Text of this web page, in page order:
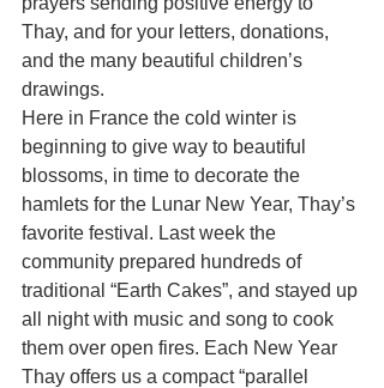
Thay, and for your letters, donations,
and the many beautiful children’s
drawings.
Here in France the cold winter is
beginning to give way to beautiful
blossoms, in time to decorate the
hamlets for the Lunar New Year, Thay’s
favorite festival. Last week the
community prepared hundreds of
traditional “Earth Cakes”, and stayed up
all night with music and song to cook
them over open fires. Each New Year
Thay offers us a compact “parallel